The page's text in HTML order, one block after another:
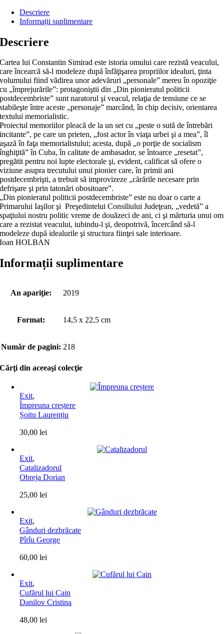
Descriere
Informații suplimentare
Descriere
Cartea lui Constantin Simirad este istoria omului care rezistă veacului,
care încearcă să-l modeleze după înfăţişarea pro­priilor idealuri, ţinta
volumului fiind vădirea unor adevăruri „perso­nale” mereu în opoziţie
cu „împrejurările”: protagoniştii din „Din pionieratul politicii
postdecembriste” sunt naratorul şi veacul, re­laţia de tensiune ce se
stabileşte între aceste „personaje” marcând, în chip decisiv, orientarea
textului memorialistic.
Proiectul memoriilor pleacă de la un set cu „peste o sută de întrebări
incitante”, pe care un prieten, „fost actor în viaţa urbei şi a mea”, îl
aşază în faţa memorialistului; acesta, după „o porţie de socialism
înghiţită” în Cuba, în calita­te de ambasador, se întoarce „resetat”,
pregătit pentru noi lupte electorale şi, evident, calificat să ofere o
viziune asupra trecutului unui pionier care, în primii ani
postdecembrişti, a trebuit să improvizeze „cărările necesare prin
defrişare şi prin tatonări obo­sitoare”.
„Din pionieratul politicii postdecembriste” este nu doar o carte a
Primarului Iaşilor şi Preşedintelui Consiliului Judeţean, „vedetă” a
spaţiului nostru politic vreme de douăzeci de ani, ci şi mărturia unui om
care a rezistat veacului, iubindu-l şi, deopotrivă, încercând să-l
modeleze după idealurile şi structura fiinţei sale interioare.
Ioan HOLBAN
Informații suplimentare
An apariţie: 2019
Format: 14,5 x 22,5 cm
Număr de pagini: 218
Cărţi din aceeaşi colecţie
Exit,
Împreuna creștere
Șoitu Laurențiu
30,00lei
Exit,
Catalizadorul
Obreja Dorian
25,00lei
Exit,
Gânduri dezbrăcate
Pîrîu George
60,00lei
Exit,
Cufărul lui Cain
Danilov Cristina
48,00lei